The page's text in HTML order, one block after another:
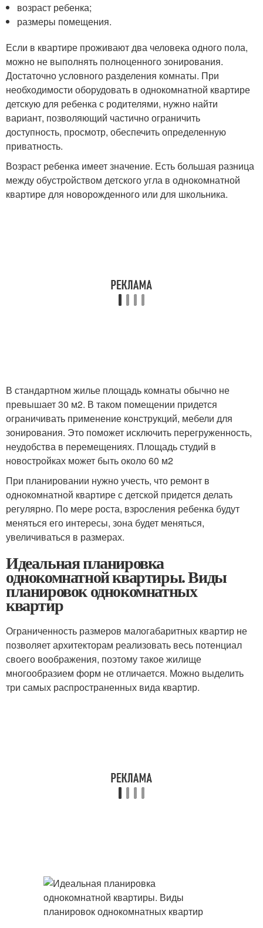
возраст ребенка;
размеры помещения.
Если в квартире проживают два человека одного пола,
можно не выполнять полноценного зонирования.
Достаточно условного разделения комнаты. При
необходимости оборудовать в однокомнатной квартире
детскую для ребенка с родителями, нужно найти
вариант, позволяющий частично ограничить
доступность, просмотр, обеспечить определенную
приватность.
Возраст ребенка имеет значение. Есть большая разница
между обустройством детского угла в однокомнатной
квартире для новорожденного или для школьника.
В стандартном жилье площадь комнаты обычно не
превышает 30 м2. В таком помещении придется
ограничивать применение конструкций, мебели для
зонирования. Это поможет исключить перегруженность,
неудобства в перемещениях. Площадь студий в
новостройках может быть около 60 м2
При планировании нужно учесть, что ремонт в
однокомнатной квартире с детской придется делать
регулярно. По мере роста, взросления ребенка будут
меняться его интересы, зона будет меняться,
увеличиваться в размерах.
Идеальная планировка
однокомнатной квартиры. Виды
планировок однокомнатных
квартир
Ограниченность размеров малогабаритных квартир не
позволяет архитекторам реализовать весь потенциал
своего воображения, поэтому такое жилище
многообразием форм не отличается. Можно выделить
три самых распространенных вида квартир.